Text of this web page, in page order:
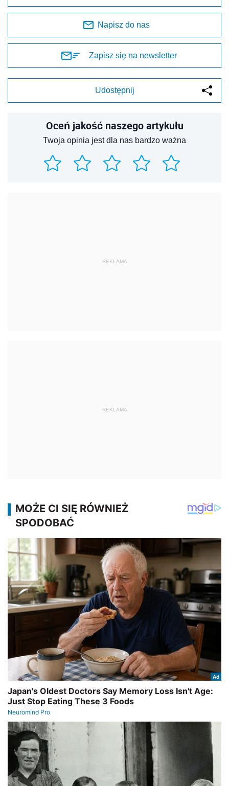
Napisz do nas
Zapisz się na newsletter
Udostępnij
Oceń jakość naszego artykułu
Twoja opinia jest dla nas bardzo ważna
REKLAMA
REKLAMA